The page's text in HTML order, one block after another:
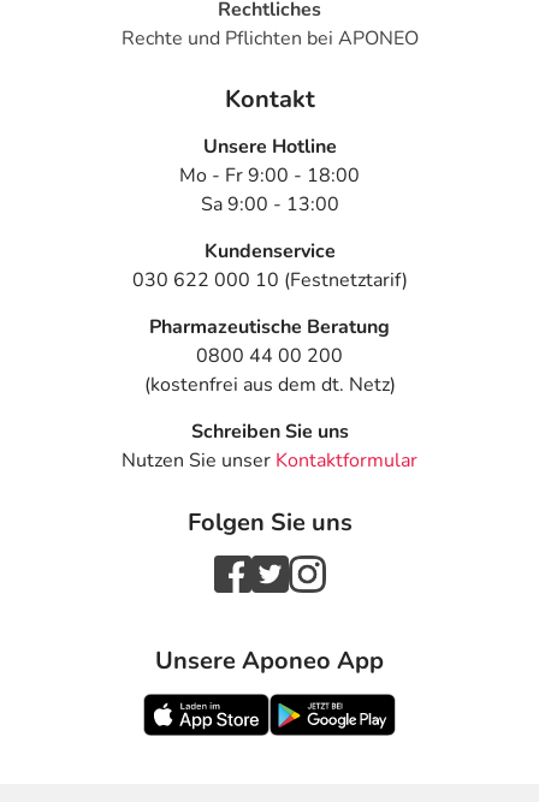
Rechtliches
Rechte und Pflichten bei APONEO
Kontakt
Unsere Hotline
Mo - Fr 9:00 - 18:00
Sa 9:00 - 13:00
Kundenservice
030 622 000 10 (Festnetztarif)
Pharmazeutische Beratung
0800 44 00 200
(kostenfrei aus dem dt. Netz)
Schreiben Sie uns
Nutzen Sie unser Kontaktformular
Folgen Sie uns
Unsere Aponeo App